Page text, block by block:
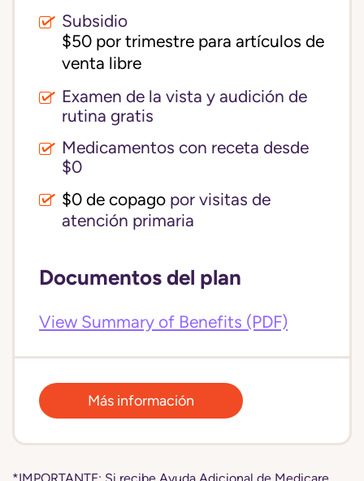
Subsidio
$50 por trimestre para artículos de
venta libre
Examen de la vista y audición de
rutina gratis
Medicamentos con receta desde
$0
$0 de copago por visitas de
atención primaria
Documentos del plan
View Summary of Benefits (PDF)
Más información